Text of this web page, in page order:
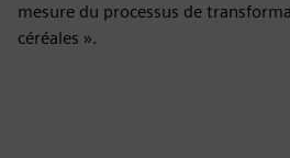
mesure du processus de
céréales ».